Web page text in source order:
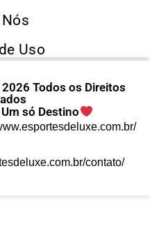
Uso
Todos os Direitos
só Destino
contato/